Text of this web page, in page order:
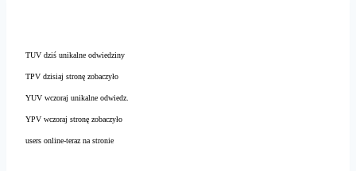
TUV dziś unikalne odwiedziny
TPV dzisiaj stronę zobaczyło
YUV wczoraj unikalne odwiedz.
YPV wczoraj stronę zobaczyło
users online-teraz na stronie